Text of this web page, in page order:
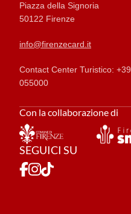
Piazza della Signoria
50122 Firenze
info@firenzecard.it
Contact Center Turistico: +39
055000
Con la collaborazione di
SEGUICI SU